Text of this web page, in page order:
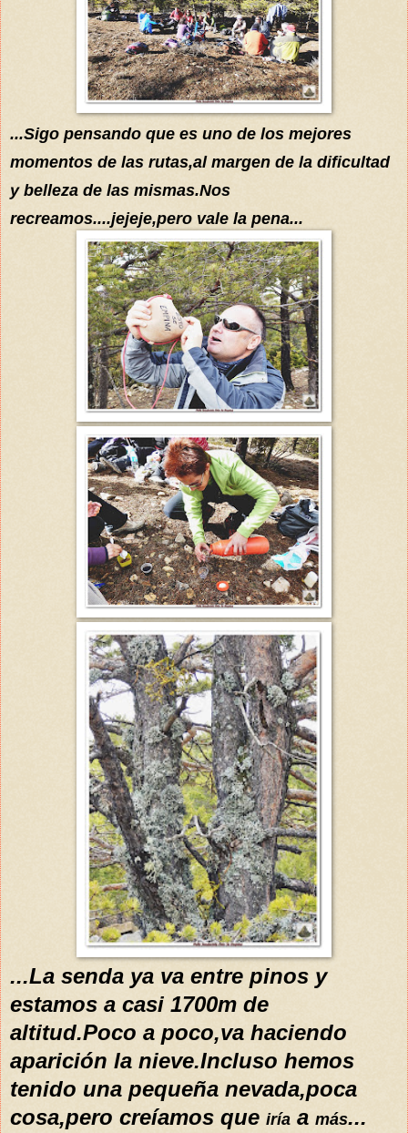
...Sigo pensando que es uno de los mejores
momentos de las rutas,al margen de la dificultad
y belleza de las mismas.Nos
recreamos....jejeje,pero vale la pena...
...La senda ya va entre pinos y
estamos a casi 1700m de
altitud.Poco a poco,va haciendo
aparición la nieve.Incluso hemos
tenido una pequeña nevada,poca
cosa,pero creíamos que iría a más...